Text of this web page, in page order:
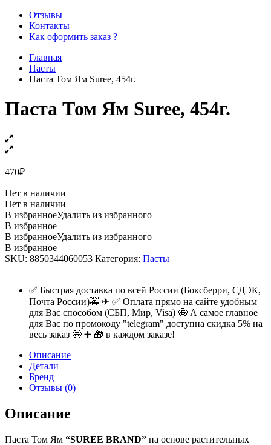
Отзывы
Контакты
Как оформить заказ ?
Главная
Пасты
Паста Том Ям Suree, 454г.
Паста Том Ям Suree, 454г.
470₽
Нет в наличии
Нет в наличии
В избранноеУдалить из избранного
В избранное
В избранноеУдалить из избранного
В избранное
SKU: 8850344060053 Категория: Пасты
✅ Быстрая доставка по всей России (Боксберри, СДЭК,
Почта России)🚕 ✈ ✅ Оплата прямо на сайте удобным
для Вас способом (СБП, Мир, Visa) 🤩 А самое главное
для Вас по промокоду "telegram" доступна скидка 5% на
весь заказ 🤩 ➕ 🎁 в каждом заказе!
Описание
Детали
Бренд
Отзывы (0)
Описание
Паста Том Ям “SUREE BRAND” на основе растительных